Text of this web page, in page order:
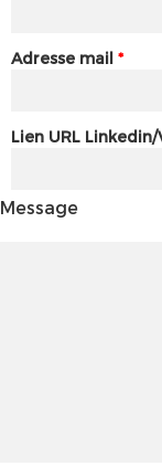
Adresse mail *
Lien URL
Message